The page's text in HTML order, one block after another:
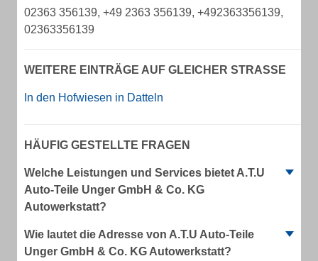
02363 356139, +49 2363 356139, +492363356139,
02363356139
WEITERE EINTRÄGE AUF GLEICHER STRASSE
In den Hofwiesen in Datteln
HÄUFIG GESTELLTE FRAGEN
Welche Leistungen und Services bietet A.T.U
Auto-Teile Unger GmbH & Co. KG
Autowerkstatt?
Wie lautet die Adresse von A.T.U Auto-Teile
Unger GmbH & Co. KG Autowerkstatt?